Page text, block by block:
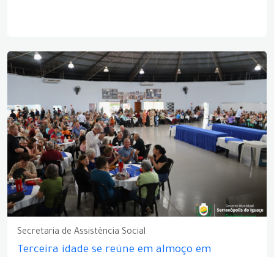
Secretaria de Assistência Social
Terceira idade se reúne em almoço em